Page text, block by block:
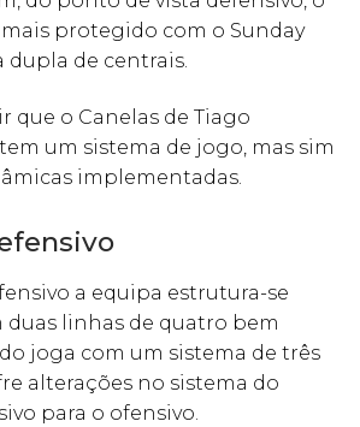
protegido com o Sunday
dupla de centrais.
que o Canelas de Tiago
um sistema de jogo, mas sim
implementadas.
a equipa estrutura-se
duas linhas de quatro bem
joga com um sistema de três
alterações no sistema do
para o ofensivo.